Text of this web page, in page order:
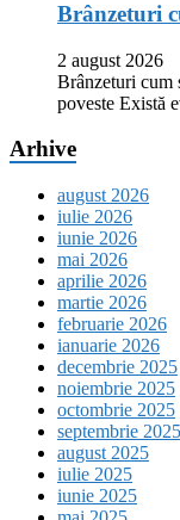
Brânzeturi
2 august 2026
Brânzeturi cum
poveste Există
Arhive
august 2026
iulie 2026
iunie 2026
mai 2026
aprilie 2026
martie 2026
februarie 2026
ianuarie 2026
decembrie 2025
noiembrie 2025
octombrie 2025
septembrie 2025
august 2025
iulie 2025
iunie 2025